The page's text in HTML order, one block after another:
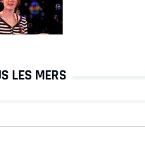
LES MERS